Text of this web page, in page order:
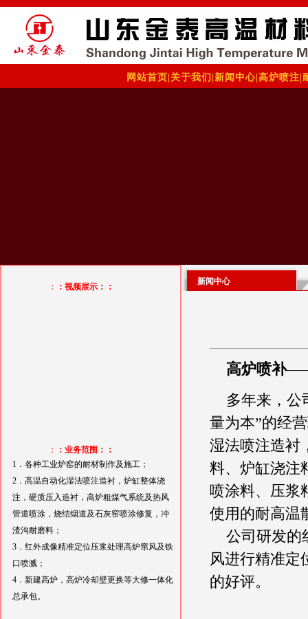
网站首页 关于我们 新闻中心 高炉喷注
： ：视频展示：：
：
：业务范围：：
1．各种工业炉窑的耐材制作及施工；
2．高温自动化湿法喷注造衬，炉缸整体浇
注，硬质压入造衬，高炉粗煤气系统及热风
管道喷涂，烧结烟道及石灰窑喷涂修复，冲
渣沟耐磨料；
3．红外成像精准定位压浆处理高炉窜风及铁
口喷溅；
4．新建高炉，高炉冷却壁更换等大修一体化
总承包。
新闻中心
高炉喷补
多年来，公
量为本”的经
湿法喷注造衬
料、炉缸浇注
喷涂料、压浆
使用的耐高温
公司研发的
风进行精准定
的好评。